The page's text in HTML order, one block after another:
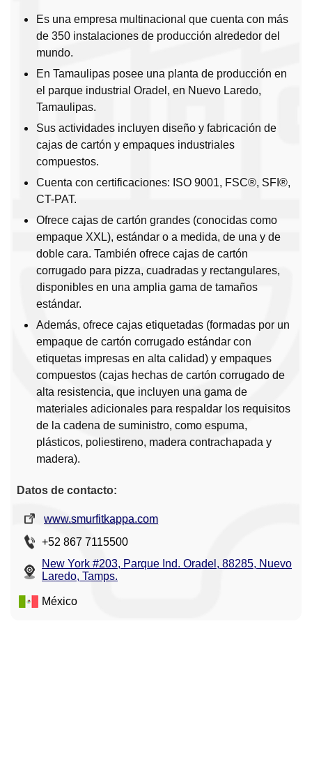
Es una empresa multinacional que cuenta con más
de 350 instalaciones de producción alrededor del
mundo.
En Tamaulipas posee una planta de producción en
el parque industrial Oradel, en Nuevo Laredo,
Tamaulipas.
Sus actividades incluyen diseño y fabricación de
cajas de cartón y empaques industriales
compuestos.
Cuenta con certificaciones: ISO 9001, FSC®, SFI®,
CT-PAT.
Ofrece cajas de cartón grandes (conocidas como
empaque XXL), estándar o a medida, de una y de
doble cara. También ofrece cajas de cartón
corrugado para pizza, cuadradas y rectangulares,
disponibles en una amplia gama de tamaños
estándar.
Además, ofrece cajas etiquetadas (formadas por un
empaque de cartón corrugado estándar con
etiquetas impresas en alta calidad) y empaques
compuestos (cajas hechas de cartón corrugado de
alta resistencia, que incluyen una gama de
materiales adicionales para respaldar los requisitos
de la cadena de suministro, como espuma,
plásticos, poliestireno, madera contrachapada y
madera).
Datos de contacto:
www.smurfitkappa.com
+52 867 7115500
New York #203, Parque Ind. Oradel, 88285, Nuevo
Laredo, Tamps.
México